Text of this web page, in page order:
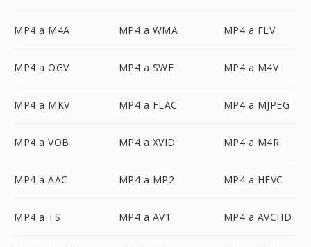
MP4 a M4A MP4 a WMA MP4 a FLV
MP4 a OGV MP4 a SWF MP4 a M4V
MP4 a MKV MP4 a FLAC MP4 a MJPEG
MP4 a VOB MP4 a XVID MP4 a M4R
MP4 a AAC MP4 a MP2 MP4 a HEVC
MP4 a TS MP4 a AV1 MP4 a AVCHD